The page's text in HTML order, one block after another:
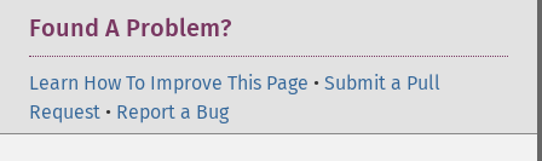
Found A Problem?
Learn How To Improve This Page • Submit a Pull
Request • Report a Bug